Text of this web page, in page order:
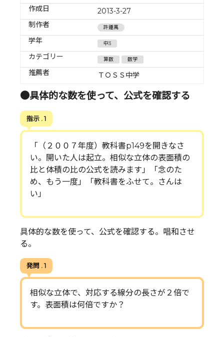
作成日
2013-3-27
制作者
許鍾萬
学年 中3
カテゴリー 算数 数学
推薦者 ＴＯＳＳ中学
●具体的な数を使って、公式を確認する
指示 . 1
「（２００７年度）教科書p149を開きなさ
い。開いた人は起立。相似な立体の表面積の
比と体積の比の公式を読みます」「念のた
め、もう一度」「教科書をふせて。さんは
い」
具体的な数を使って、公式を確認する。唱和させ
る。
発問 . 1
相似な立体で、対応する線分の長さが２倍で
す。表面積は何倍ですか？